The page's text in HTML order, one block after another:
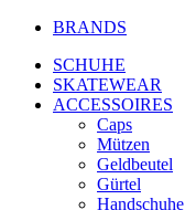
BRANDS
SCHUHE
SKATEWEAR
ACCESSOIRES
Caps
Mützen
Geldbeutel
Gürtel
Handschuhe